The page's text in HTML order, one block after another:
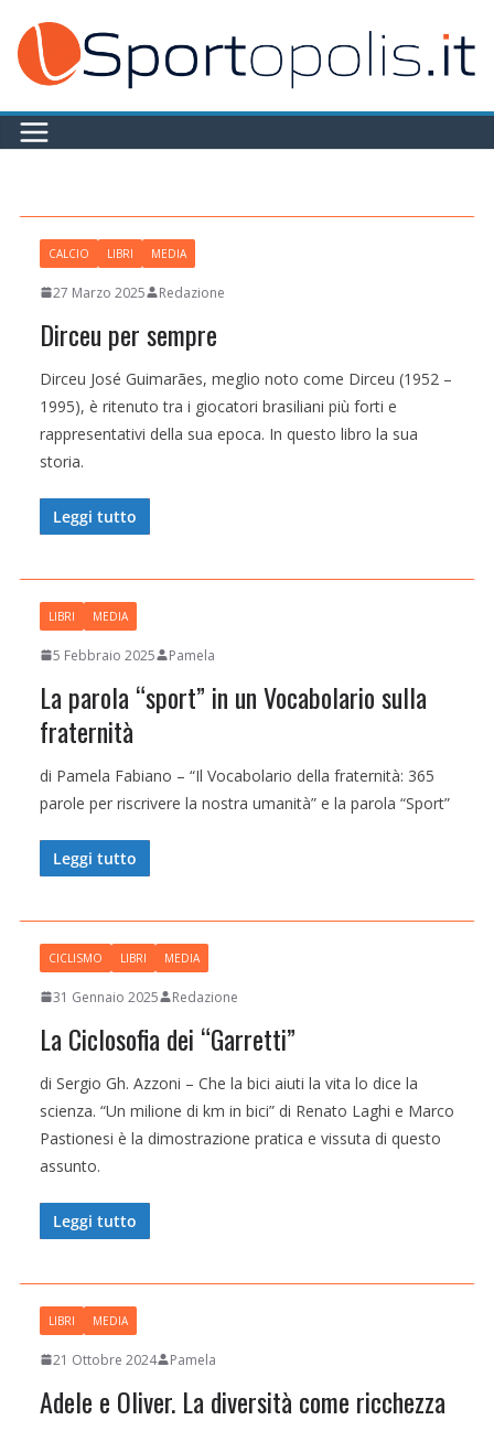
contenuto
CALCIO LIBRI MEDIA
27 Marzo 2025 Redazione
Dirceu per sempre
Dirceu José Guimarães, meglio noto come Dirceu (1952 –
1995), è ritenuto tra i giocatori brasiliani più forti e
rappresentativi della sua epoca. In questo libro la sua
storia.
Leggi tutto
LIBRI MEDIA
5 Febbraio 2025 Pamela
La parola “sport” in un Vocabolario sulla
fraternità
di Pamela Fabiano – “Il Vocabolario della fraternità: 365
parole per riscrivere la nostra umanità” e la parola “Sport”
Leggi tutto
CICLISMO LIBRI MEDIA
31 Gennaio 2025 Redazione
La Ciclosofia dei “Garretti”
di Sergio Gh. Azzoni – Che la bici aiuti la vita lo dice la
scienza. “Un milione di km in bici” di Renato Laghi e Marco
Pastionesi è la dimostrazione pratica e vissuta di questo
assunto.
Leggi tutto
LIBRI MEDIA
21 Ottobre 2024 Pamela
Adele e Oliver. La diversità come ricchezza